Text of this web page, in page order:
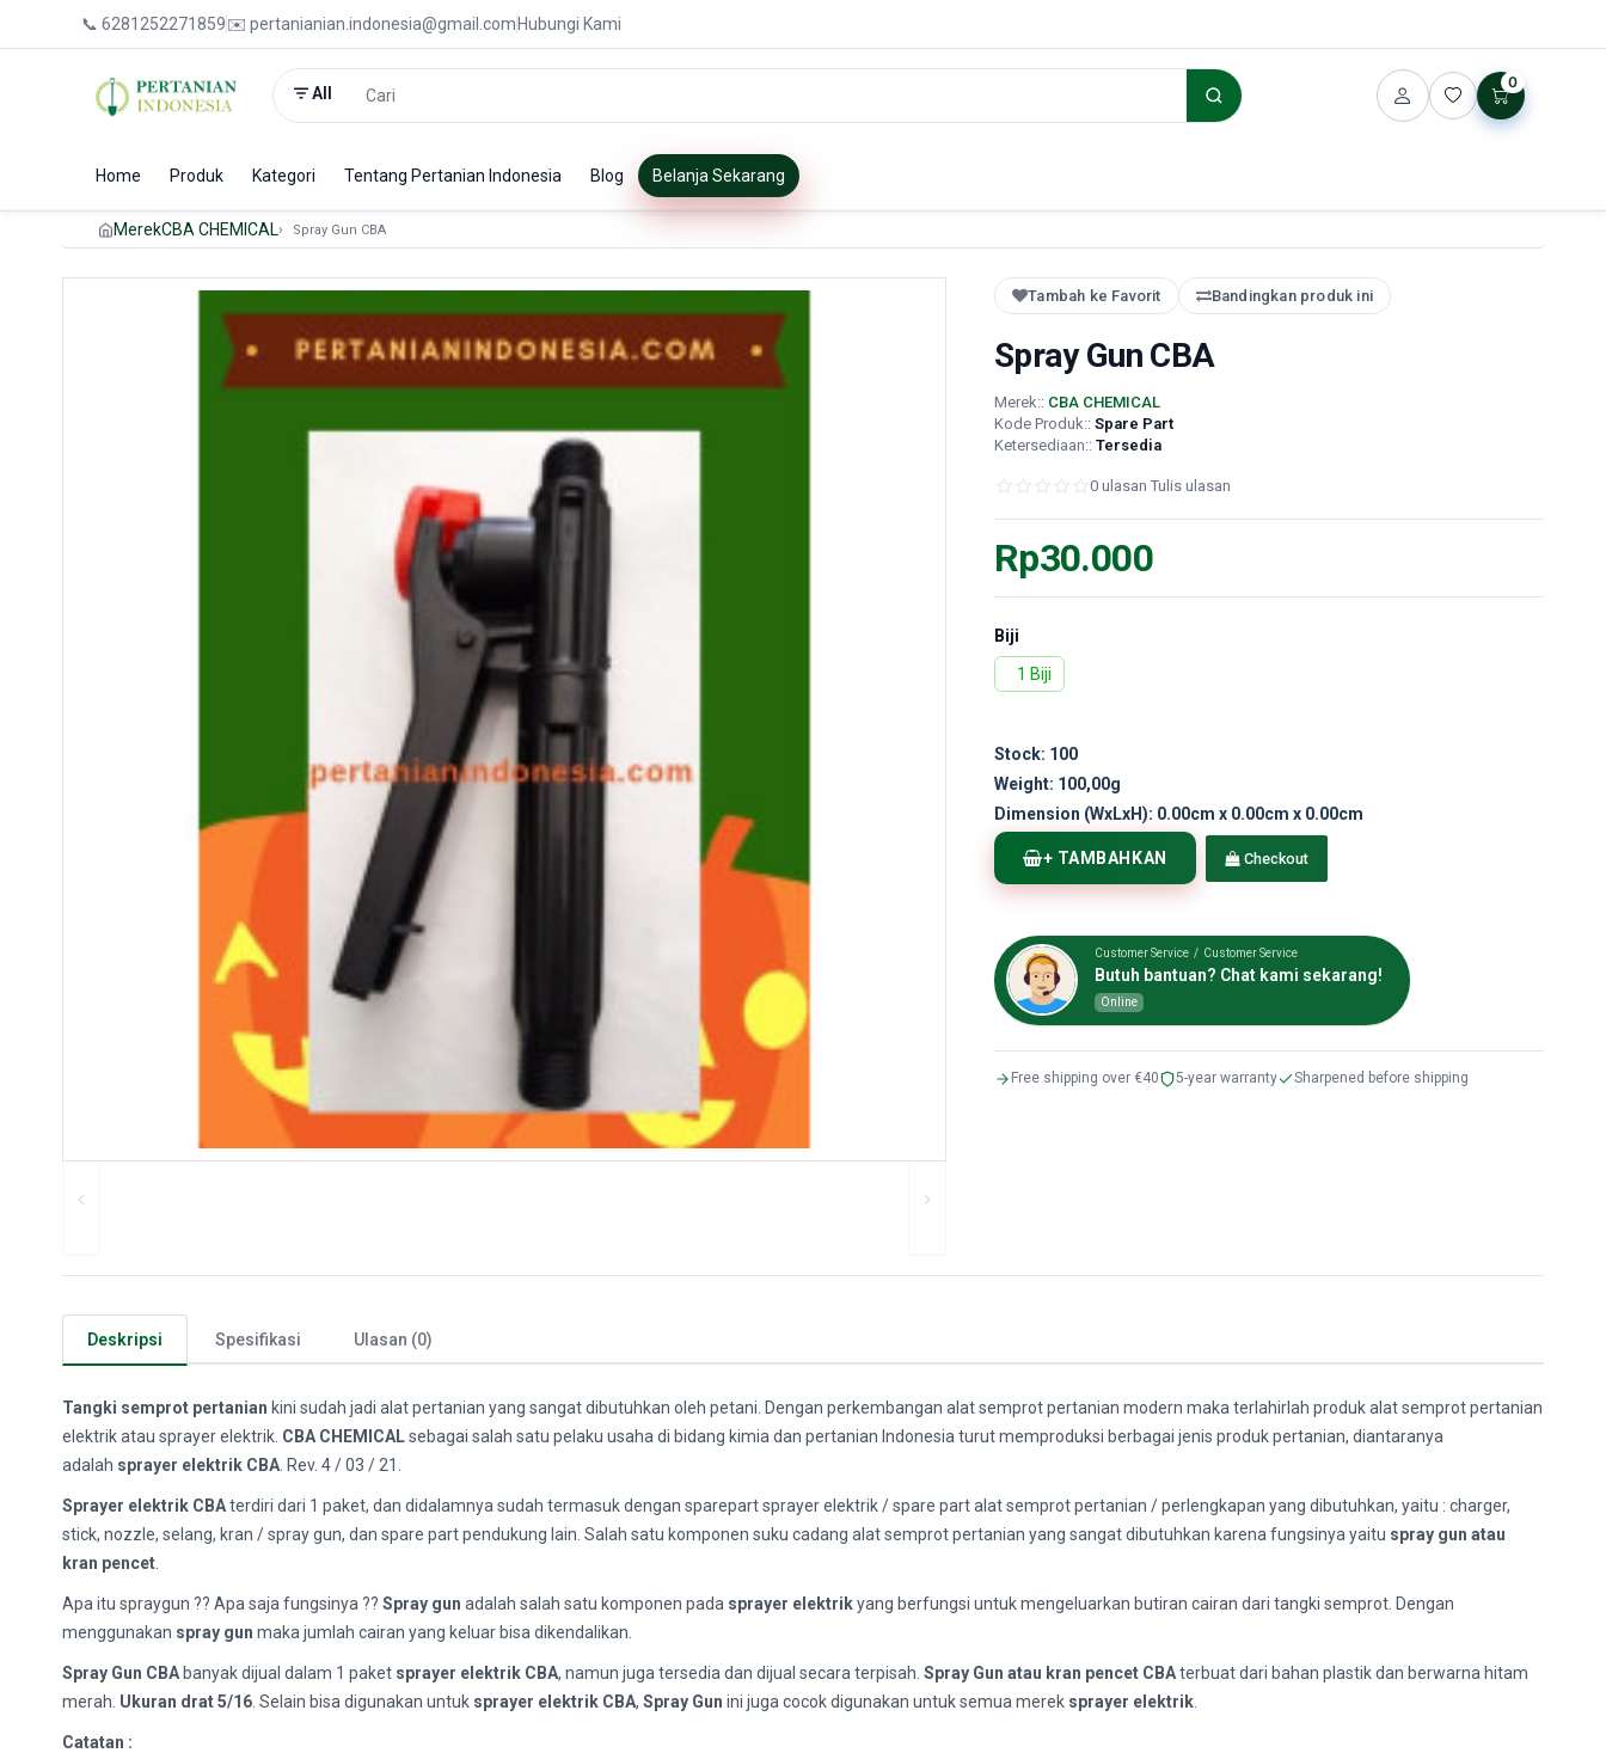
📞 6281252271859✉️ pertanianian.indonesia@gmail.com Hubungi Kami
All
0
Home Produk Kategori Tentang Pertanian Indonesia Blog Belanja Sekarang
MerekCBA CHEMICAL Spray Gun CBA
Tambah ke Favorit Bandingkan produk ini
Spray Gun CBA
Merek:: CBA CHEMICAL
Kode Produk:: Spare Part
Ketersediaan:: Tersedia
0 ulasan Tulis ulasan
Rp30.000
Biji
1 Biji
Stock: 100
Weight: 100,00g
Dimension (WxLxH): 0.00cm x 0.00cm x 0.00cm
+ TAMBAHKAN Checkout
Customer Service / Customer Service
Butuh bantuan? Chat kami sekarang!
Online
Free shipping over €40 5-year warranty Sharpened before shipping
Deskripsi Spesifikasi Ulasan (0)
Tangki semprot pertanian kini sudah jadi alat pertanian yang sangat dibutuhkan oleh petani. Dengan perkembangan alat semprot pertanian modern maka terlahirlah produk alat semprot pertanian
elektrik atau sprayer elektrik. CBA CHEMICALsebagai salah satu pelaku usaha di bidang kimia dan pertanian Indonesia turut memproduksi berbagai jenis produk pertanian, diantaranya
adalah sprayer elektrik CBA . Rev. 4 / 03 / 21.
Sprayer elektrik CBAterdiri dari 1 paket, dan didalamnya sudah termasuk dengan sparepart sprayer elektrik / spare part alat semprot pertanian / perlengkapan yang dibutuhkan, yaitu : charger,
stick, nozzle, selang, kran / spray gun, dan spare part pendukung lain. Salah satu komponen suku cadang alat semprot pertanian yang sangat dibutuhkan karena fungsinya yaitu spray gun atau
kran pencet
Apa itu spraygun ?? Apa saja fungsinya ?? Spray gun adalah salah satu komponen pada sprayer elektrikyang berfungsi untuk mengeluarkan butiran cairan dari tangki semprot. Dengan
menggunakan spray gun maka jumlah cairan yang keluar bisa dikendalikan.
Spray Gun CBA banyak dijual dalam 1 paket sprayer elektrik CBA, namun juga tersedia dan dijual secara terpisah. Spray Gun atau kran pencet CBAterbuat dari bahan plastik dan berwarna hitam
merah. Ukuran drat 5/16 . Selain bisa digunakan untuk sprayer elektrik CBA, Spray Gun ini juga cocok digunakan untuk semua merek sprayer elektrik
Catatan :